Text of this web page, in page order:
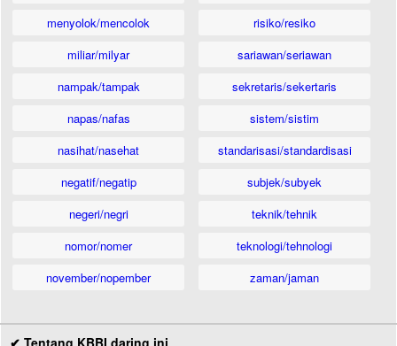
menyolok/mencolok
miliar/milyar
nampak/tampak
napas/nafas
nasihat/nasehat
negatif/negatip
negeri/negri
nomor/nomer
november/nopember
risiko/resiko
sariawan/seriawan
sekretaris/sekertaris
sistem/sistim
standarisasi/standardisasi
subjek/subyek
teknik/tehnik
teknologi/tehnologi
zaman/jaman
✔ Tentang KBBI daring ini